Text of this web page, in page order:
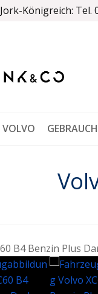
Jork-Königreich: Tel.
VOLVO